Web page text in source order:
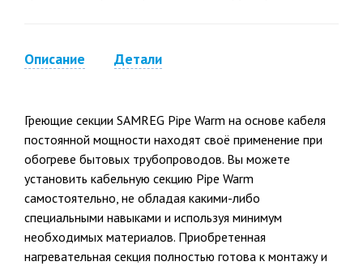
Описание Детали
Греющие секции SAMREG Pipe Warm на основе кабеля
постоянной мощности находят своё применение при
обогреве бытовых трубопроводов. Вы можете
установить кабельную секцию Pipe Warm
самостоятельно, не обладая какими-либо
специальными навыками и используя минимум
необходимых материалов. Приобретенная
нагревательная секция полностью готова к монтажу и